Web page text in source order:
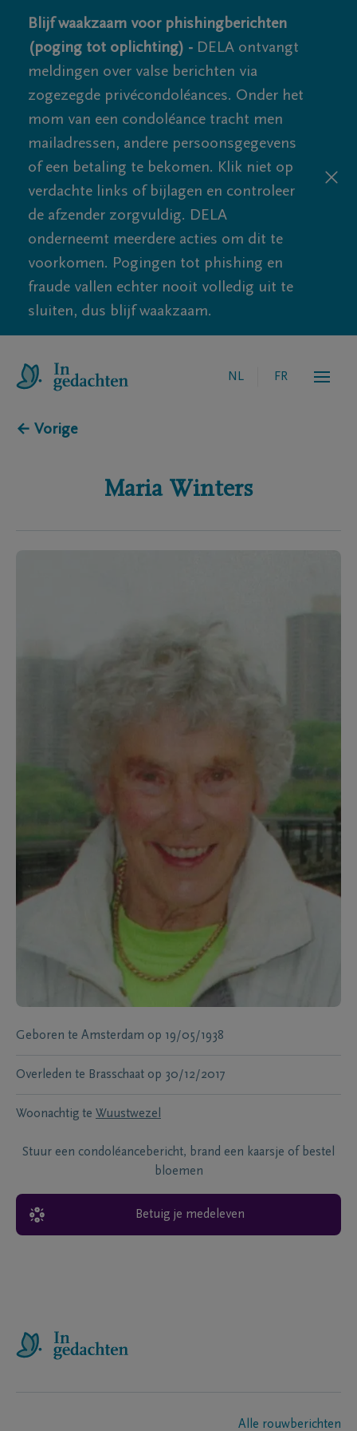
Blijf waakzaam voor phishingberichten
(poging tot oplichting) - DELA ontvangt
meldingen over valse berichten via
zogezegde privécondoléances. Onder het
mom van een condoléance tracht men
mailadressen, andere persoonsgegevens
of een betaling te bekomen. Klik niet op
verdachte links of bijlagen en controleer
de afzender zorgvuldig. DELA
onderneemt meerdere acties om dit te
voorkomen. Pogingen tot phishing en
fraude vallen echter nooit volledig uit te
sluiten, dus blijf waakzaam.
NL FR
← Vorige
Maria Winters
Geboren te Amsterdam op 19/05/1938
Overleden te Brasschaat op 30/12/2017
Woonachtig te Wuustwezel
Stuur een condoléancebericht, brand een kaarsje of bestel
bloemen
Betuig je medeleven
Alle rouwberichten